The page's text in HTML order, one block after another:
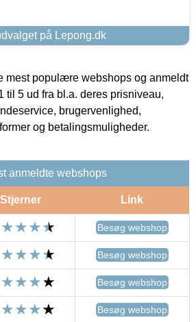
på Lepong.dk
mest populære webshops og anmeldt
til 5 ud fra bl.a. deres prisniveau,
brugervenlighed,
og betalingsmuligheder.
anmeldte webshops
Stjerner Link
Besøg webshop
Besøg webshop
Besøg webshop
Besøg webshop